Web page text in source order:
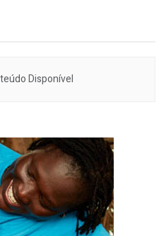
Disponível